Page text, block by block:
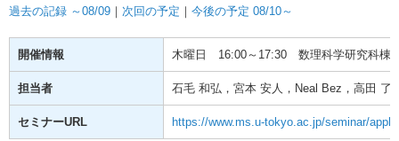
過去の記録 ～08/09 ｜ 次回の予定 ｜ 今後の予定 08/10～
開催情報 木曜日 16:00～17:30 数理科学研究科棟(
担当者 石毛 和弘，宮本 安人，Neal Bez，高田 了
セミナーURL https://www.ms.u-tokyo.ac.jp/seminar/